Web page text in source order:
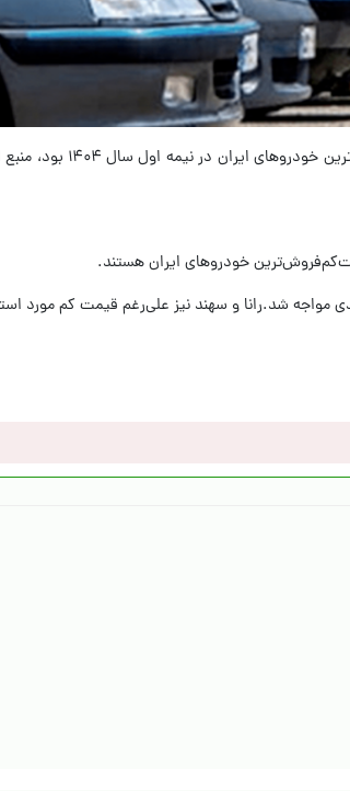
به گزارش فارس؛ خانواده
شد.رانا و سهند نیز علی‌رغم قیمت کم مورد